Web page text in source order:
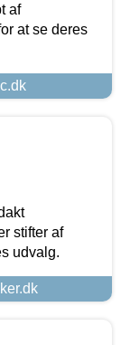
af
at se deres
stifter af
udvalg.